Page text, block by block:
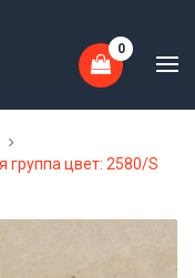
0
группа цвет: 2580/S